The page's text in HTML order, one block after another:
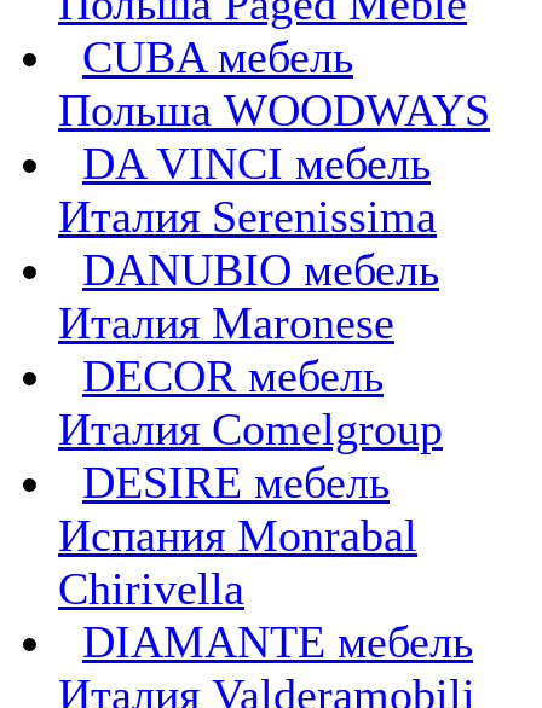
CUBA мебель
Польша WOODWAYS
DA VINCI мебель
Италия Serenissima
DANUBIO мебель
Италия Maronese
DECOR мебель
Италия Comelgroup
DESIRE мебель
Испания Monrabal
Chirivella
DIAMANTE мебель
Италия Valderamobili